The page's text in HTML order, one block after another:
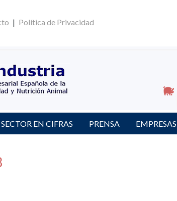
| Política de Privacidad
SECTOR EN CIFRAS PRENSA EMPRESAS